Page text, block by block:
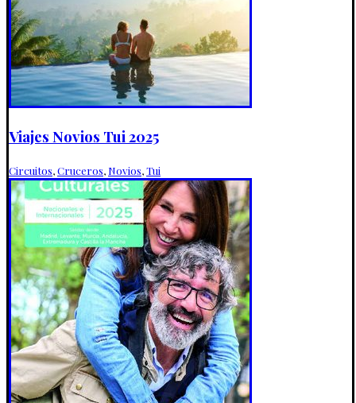
Viajes Novios Tui 2025
Circuitos,Cruceros, Novios,Tui